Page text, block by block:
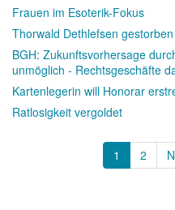
Frauen im Esoterik-Fokus
Thorwald Dethlefsen gestorben
BGH: Zukunftsvorhersage
unmöglich - Rechtsgeschäfte
Kartenlegerin will Honorar
Ratlosigkeit vergoldet
Seitennummerierung
Aktuelle
Seite
1 Page
2